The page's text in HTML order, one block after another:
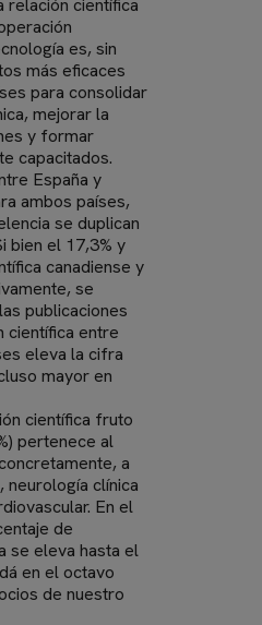
relación científica
es, sin
más eficaces
para consolidar
mejorar la
y formar
capacitados.
España y
ambos países,
se duplican
bien el 17,3% y
canadiense y
se
publicaciones
científica entre
eleva la cifra
mayor en
científica fruto
pertenece al
a
neurología clínica
En el
de
se eleva hasta el
en el octavo
de nuestro